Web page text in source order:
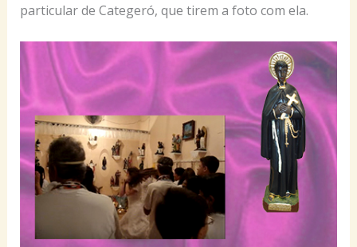
particular de Categeró, que tirem a foto com ela.